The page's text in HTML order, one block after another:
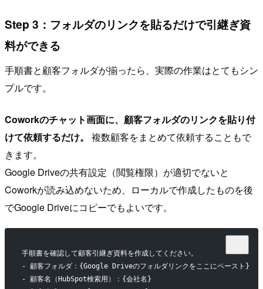
Step 3：フォルダのリンクを貼るだけで引継ぎ資
料ができる
手順書と顧客フォルダが揃ったら、実際の作業はとてもシン
プルです。
Coworkのチャット画面に、顧客フォルダのリンクを貼り付
けて依頼するだけ。
複数顧客をまとめて依頼することもで
きます。
Google Driveの共有設定（閲覧権限）が適切でないと
Coworkが読み込めないため、ローカルで作成したものを後
でGoogle Driveにコピーでもよいです。
手順書を確認して顧客引継ぎ資料を作成してください。
- 顧客フォルダ：{Google Driveのフォルダリンクをここにペースト}
- 顧客名（HubSpot検索用）：{会社名}